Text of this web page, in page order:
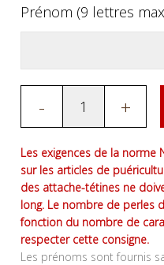
Prénom (9 lettres
- +
Les exigences de la norme
sur les articles de
des attache-tétines ne
long. Le nombre de perles
fonction du nombre de
respecter cette consigne.
Les prénoms sont fournis